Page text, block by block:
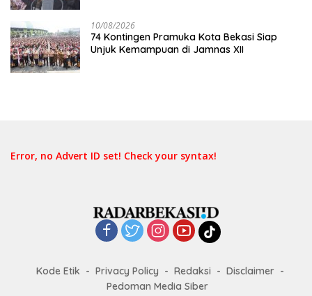
10/08/2026
74 Kontingen Pramuka Kota Bekasi Siap
Unjuk Kemampuan di Jamnas XII
Error, no Advert ID set! Check your syntax!
Kode Etik Privacy Policy Redaksi
Disclaimer
Pedoman Media Siber